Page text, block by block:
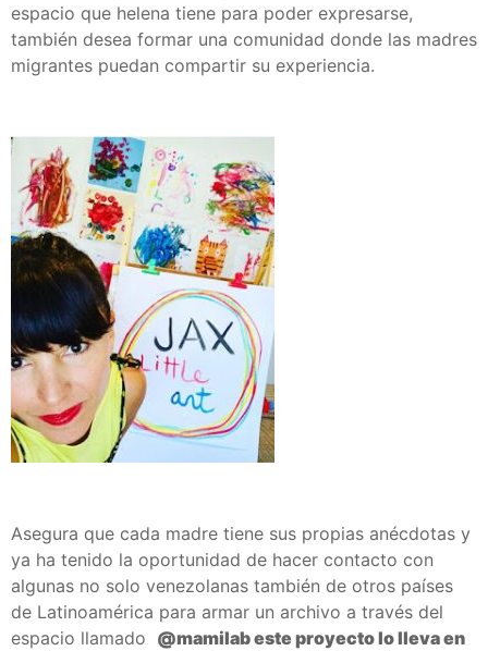
espacio que helena tiene para poder expresarse,
también desea formar una comunidad donde las madres
migrantes puedan compartir su experiencia.
Asegura que cada madre tiene sus propias anécdotas y
ya ha tenido la oportunidad de hacer contacto con
algunas no solo venezolanas también de otros países
de Latinoamérica para armar un archivo a través del
espacio llamado @mamilab este proyecto lo lleva en